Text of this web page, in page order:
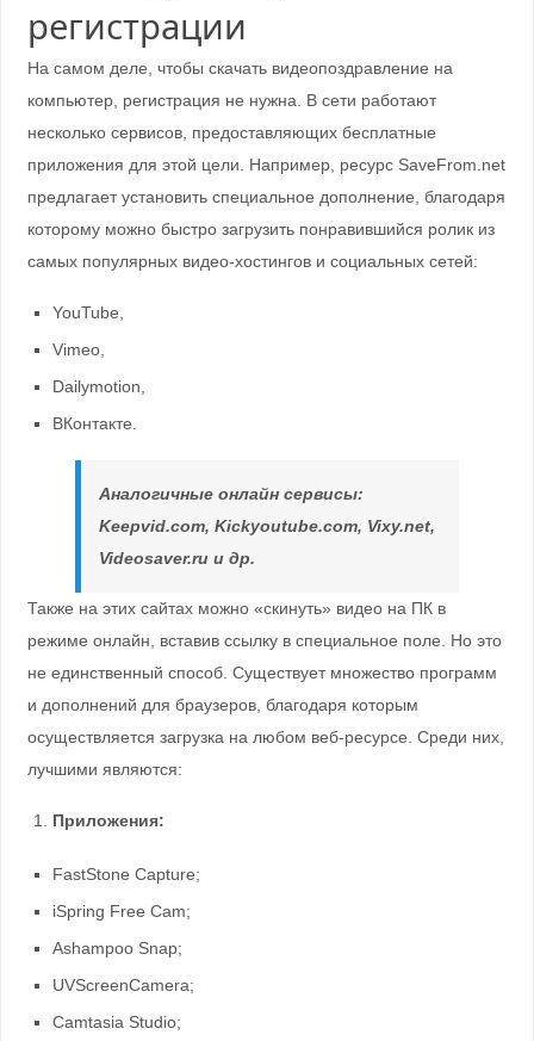
регистрации
На самом деле, чтобы скачать видеопоздравление на
компьютер, регистрация не нужна. В сети работают
несколько сервисов, предоставляющих бесплатные
приложения для этой цели. Например, ресурс SaveFrom.net
предлагает установить специальное дополнение, благодаря
которому можно быстро загрузить понравившийся ролик из
самых популярных видео-хостингов и социальных сетей:
YouTube,
Vimeo,
Dailymotion,
ВКонтакте.
Аналогичные онлайн сервисы:
Keepvid.com, Kickyoutube.com, Vixy.net,
Videosaver.ru и др.
Также на этих сайтах можно «скинуть» видео на ПК в
режиме онлайн, вставив ссылку в специальное поле. Но это
не единственный способ. Существует множество программ
и дополнений для браузеров, благодаря которым
осуществляется загрузка на любом веб-ресурсе. Среди них,
лучшими являются:
Приложения:
FastStone Capture;
iSpring Free Cam;
Ashampoo Snap;
UVScreenCamera;
Camtasia Studio;